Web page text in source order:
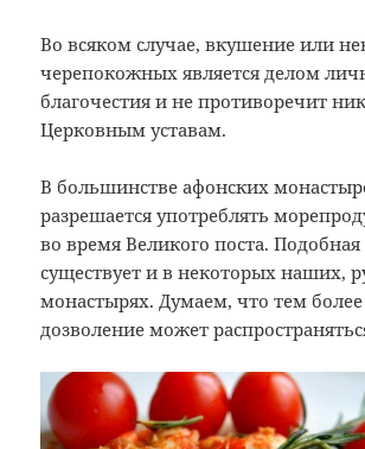
Во всяком случае, вкушение или
черепокожных является делом
благочестия и не противоречит
Церковным уставам.
В большинстве афонских
разрешается употреблять
во время Великого поста.
существует и в некоторых наших,
монастырях. Думаем, что тем более
дозволение может